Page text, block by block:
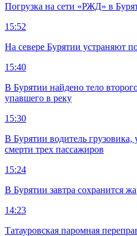
Погрузка на сети «РЖД» в
15:52
На севере Бурятии устраняют
15:40
В Бурятии найдено тело
упавшего в реку
15:30
В Бурятии водитель грузовика,
смерти трех пассажиров
15:24
В Бурятии завтра сохранится
14:23
Татауровская паромная